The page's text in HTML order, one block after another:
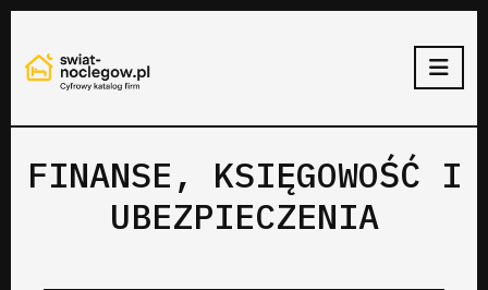
FINANSE, KSIĘGOWOŚĆ I
UBEZPIECZENIA